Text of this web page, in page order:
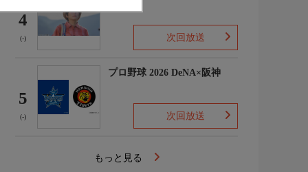
4
(-) 次回放送
5
(-)
プロ野球 2026 DeNA×阪神
次回放送
もっと見る